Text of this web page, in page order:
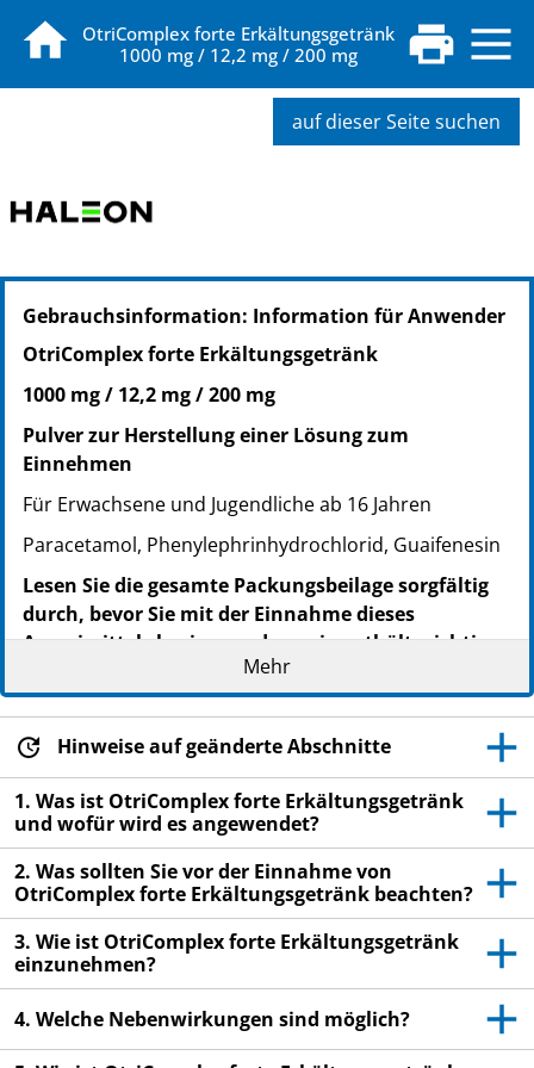
OtriComplex forte Erkältungsgetränk
1000 mg / 12,2 mg / 200 mg
auf dieser Seite suchen
PZN: 19077809
PPN: 111907780955
Gebrauchsinformation: Information für Anwender
OtriComplex forte Erkältungsgetränk
1000 mg / 12,2 mg / 200 mg
Pulver zur Herstellung einer Lösung zum
Einnehmen
Für Erwachsene und Jugendliche ab 16 Jahren
Paracetamol, Phenylephrinhydrochlorid, Guaifenesin
Lesen Sie die gesamte Packungsbeilage sorgfältig
durch, bevor Sie mit der Einnahme dieses
Arzneimittels beginnen, denn sie enthält wichtige
Nehmen Sie dieses Arzneimittel immer genau wie in
dieser Packungsbeilage beschrieben bzw. genau nach
Anweisung Ihres Arztes oder Apothekers ein.
Heben Sie die Packungsbeilage auf. Vielleicht
möchten Sie diese später nochmals lesen.
Fragen Sie Ihren Apotheker, wenn Sie weitere
Informationen oder einen Rat benötigen.
Wenn Sie Nebenwirkungen bemerken, wenden Sie
sich an Ihren Arzt oder Apotheker. Dies gilt auch
für Nebenwirkungen, die nicht in dieser
Packungsbeilage angegeben sind. Siehe Abschnitt
4.
Mehr
Hinweise auf geänderte Abschnitte
1. Was ist OtriComplex forte Erkältungsgetränk
und wofür wird es angewendet?
2. Was sollten Sie vor der Einnahme von
OtriComplex forte Erkältungsgetränk beachten?
3. Wie ist OtriComplex forte Erkältungsgetränk
einzunehmen?
4. Welche Nebenwirkungen sind möglich?